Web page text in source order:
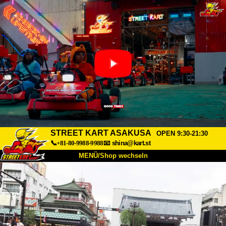
STREET KART ASAKUSA
OPEN 9:30-21:30
📞+81-80-9988-9988📧 shina@kart.st
MENÜ/Shop wechseln
Über uns Spezifikationen Preise
Anfahrt Bewertungen FAQ